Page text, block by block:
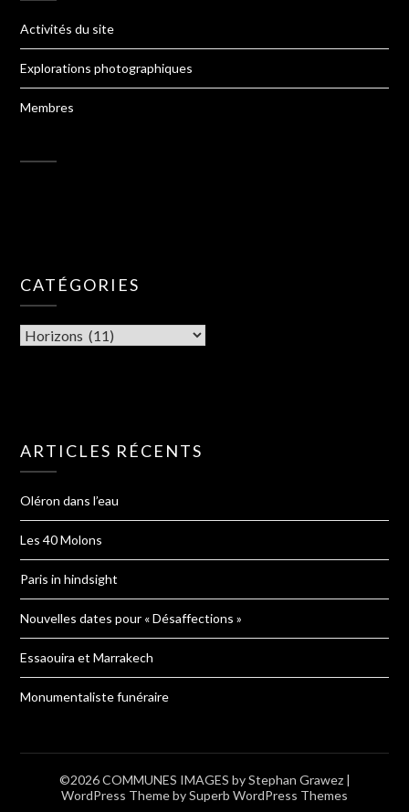
Activités du site
Explorations photographiques
Membres
CATÉGORIES
ARTICLES RÉCENTS
Oléron dans l’eau
Les 40 Molons
Paris in hindsight
Nouvelles dates pour « Désaffections »
Essaouira et Marrakech
Monumentaliste funéraire
©2026 COMMUNES IMAGES by Stephan Grawez |
WordPress Theme bySuperb WordPress Themes